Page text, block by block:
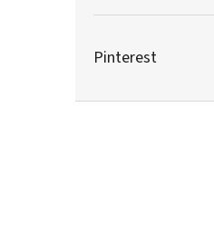
Pinterest